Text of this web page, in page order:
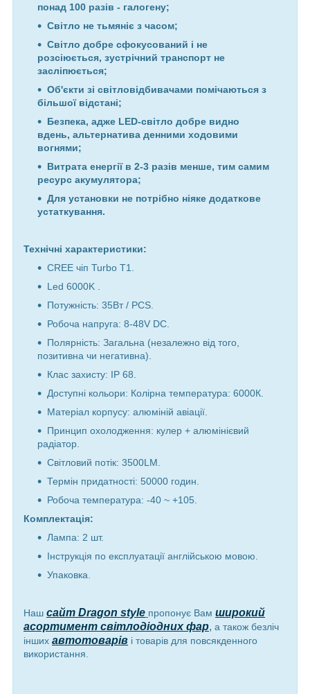
понад 100 разів - галогену;
Світло не тьмяніє з часом;
Світло добре сфокусований і не
розсіюється, зустрічний транспорт не
засліпюється;
Об'єкти зі світловідбивачами помічаються з
більшої відстані;
Безпека, адже LED-світло добре видно
вдень, альтернатива денними ходовими
вогнями;
Витрата енергії в 2-3 разів менше, тим самим
ресурс акумулятора;
Для установки не потрібно ніяке додаткове
устаткування.
Технічні характеристики:
CREE чіп Turbo T1.
Led 6000K .
Потужність: 35Вт / PCS.
Робоча напруга: 8-48V DC.
Полярність: Загальна (незалежно від того,
позитивна чи негативна).
Клас захисту: IP 68.
Доступні кольори: Колірна температура: 6000К.
Матеріал корпусу: алюміній авіації.
Принцип охолодження: кулер + алюмінієвий
радіатор.
Світловий потік: 3500LM.
Термін придатності: 50000 годин.
Робоча температура: -40 ~ +105.
Комплектація:
Лампа: 2 шт.
Інструкція по експлуатації англійською мовою.
Упаковка.
Наш сайт Dragon style пропонує Вам широкий
асортимент світлодіодних фар, а також безліч
інших автотоварів і товарів для повсякденного
використання.